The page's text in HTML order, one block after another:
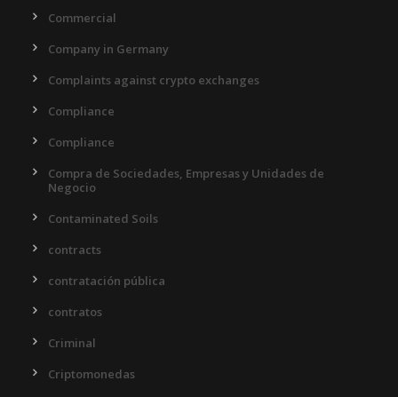
Commercial
Company in Germany
Complaints against crypto exchanges
Compliance
Compliance
Compra de Sociedades, Empresas y Unidades de
Negocio
Contaminated Soils
contracts
contratación pública
contratos
Criminal
Criptomonedas